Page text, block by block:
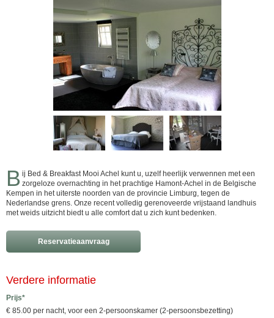
B ij Bed & Breakfast Mooi Achel kunt u, uzelf heerlijk verwennen met een
zorgeloze overnachting in het prachtige Hamont-Achel in de Belgische
Kempen in het uiterste noorden van de provincie Limburg, tegen de
Nederlandse grens. Onze recent volledig gerenoveerde vrijstaand landhuis
met weids uitzicht biedt u alle comfort dat u zich kunt bedenken.
Reservatieaanvraag
Verdere informatie
Prijs*
€ 85.00 per nacht, voor een 2-persoonskamer (2-persoonsbezetting)